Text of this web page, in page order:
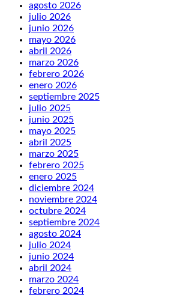
agosto 2026
julio 2026
junio 2026
mayo 2026
abril 2026
marzo 2026
febrero 2026
enero 2026
septiembre 2025
julio 2025
junio 2025
mayo 2025
abril 2025
marzo 2025
febrero 2025
enero 2025
diciembre 2024
noviembre 2024
octubre 2024
septiembre 2024
agosto 2024
julio 2024
junio 2024
abril 2024
marzo 2024
febrero 2024